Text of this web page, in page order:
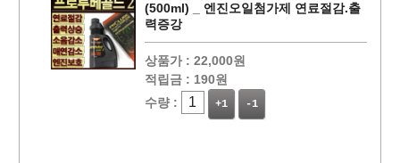
(500ml) _ 엔진오일첨가제 연료절감.출
력증강
상품가 : 22,000원
적립금 : 190원
수량 :
+1 -1